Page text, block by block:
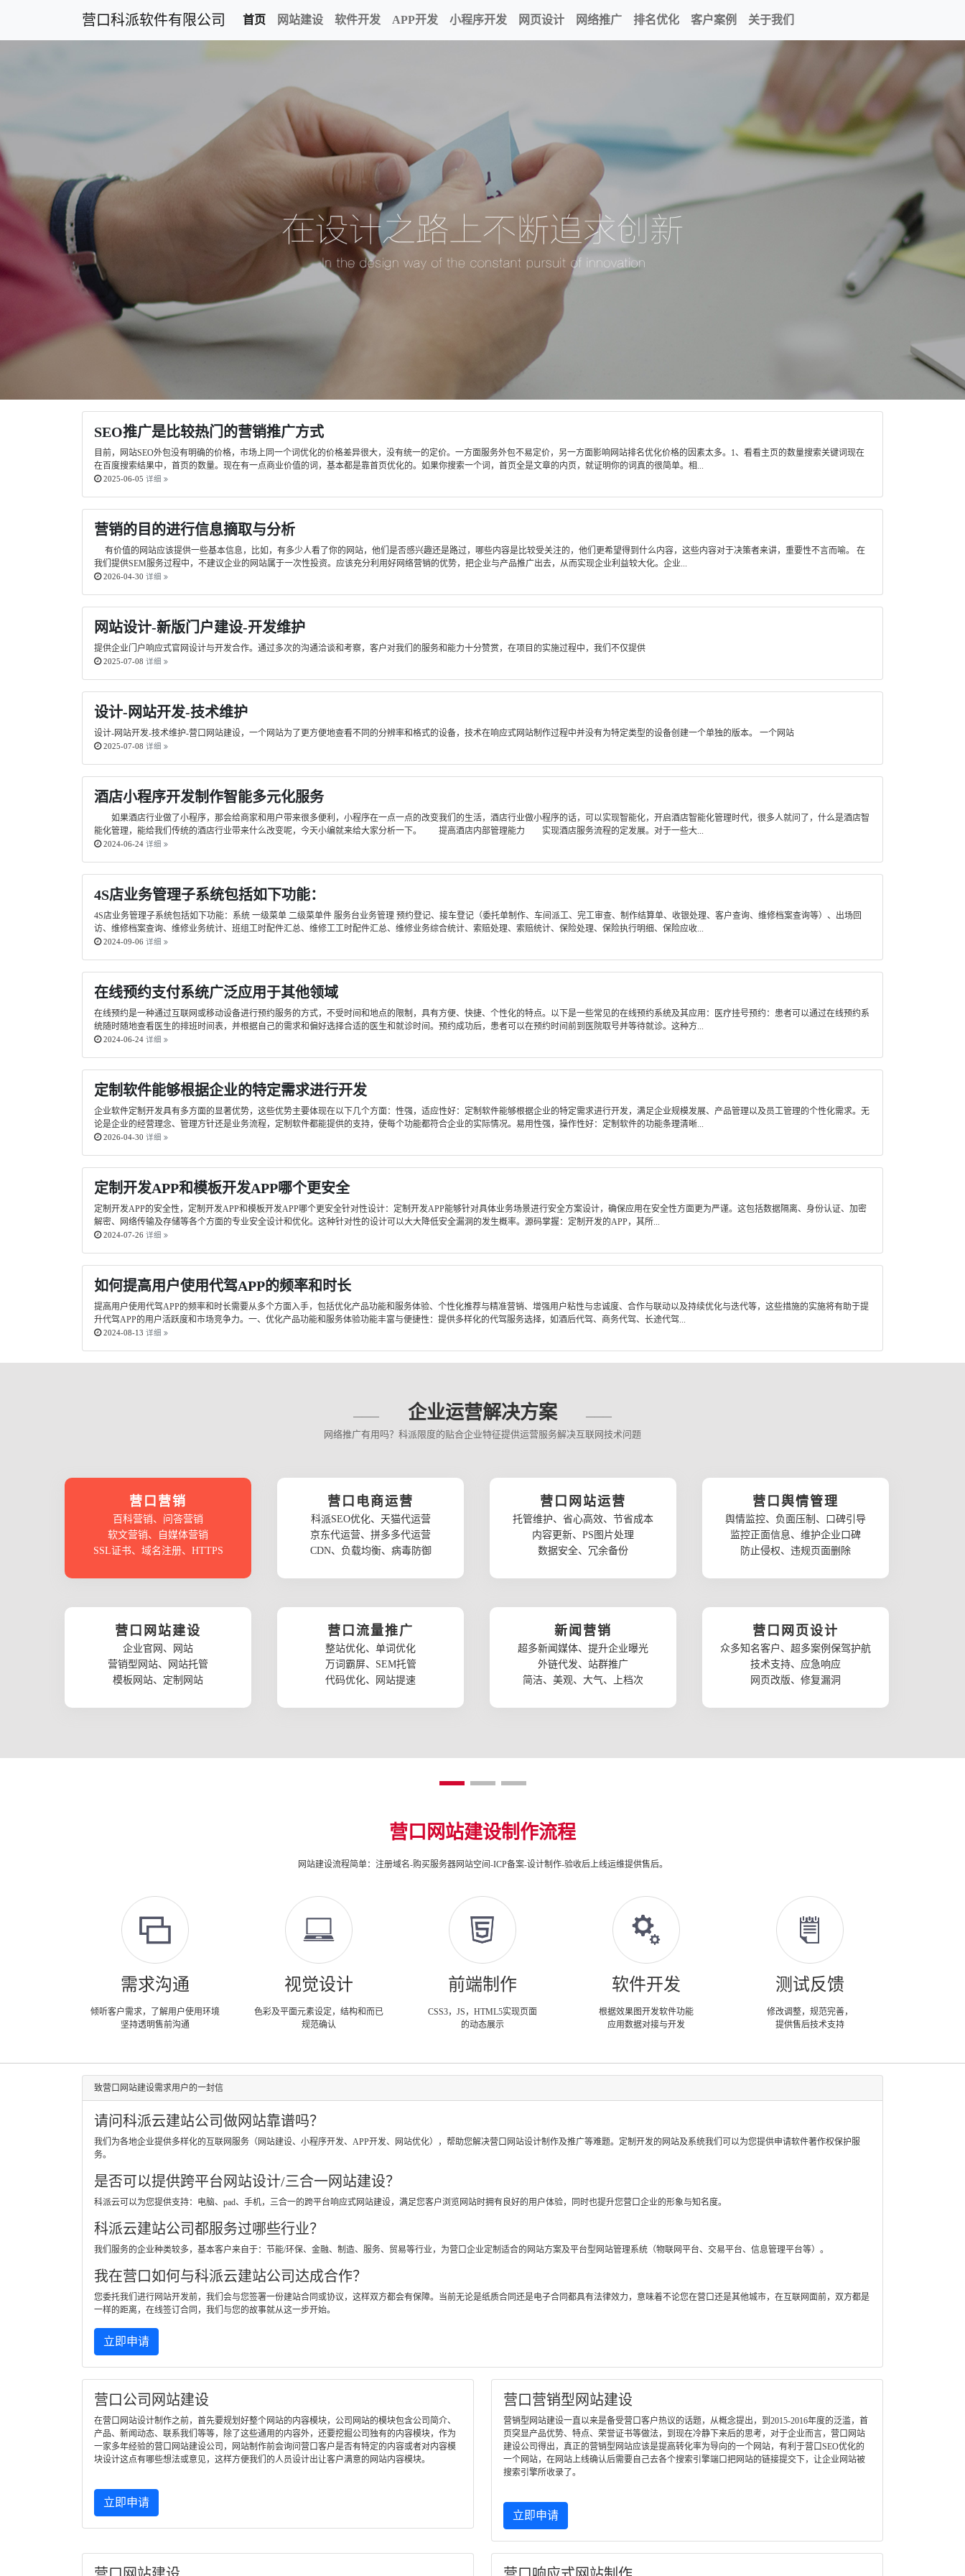
营口科派软件有限公司 首页 网站建设 软件开发 APP开发 小程序开发 网页设计 网络推广 排名优化 客户案例 关于我们
SEO推广是比较热门的营销推广方式
目前，网站SEO外包没有明确的价格，市场上同一个词优化的价格差异很大，没有统一的定价。一方面服务外包不易定价，另一方面影响网站排名优化价格的因素太多。1、看看主页的数量搜索关键词现在
在百度搜索结果中，首页的数量。现在有一点商业价值的词，基本都是靠首页优化的。如果你搜索一个词，首页全是文章的内页，就证明你的词真的很简单。相...
2025-06-05 详细
营销的目的进行信息摘取与分析
有价值的网站应该提供一些基本信息，比如，有多少人看了你的网站，他们是否感兴趣还是路过，哪些内容是比较受关注的，他们更希望得到什么内容，这些内容对于决策者来讲，重要性不言而喻。 在
我们提供SEM服务过程中，不建议企业的网站属于一次性投资。应该充分利用好网络营销的优势，把企业与产品推广出去，从而实现企业利益较大化。企业...
2026-04-30 详细
网站设计-新版门户建设-开发维护
提供企业门户响应式官网设计与开发合作。通过多次的沟通洽谈和考察，客户对我们的服务和能力十分赞赏，在项目的实施过程中，我们不仅提供
2025-07-08 详细
设计-网站开发-技术维护
设计-网站开发-技术维护-营口网站建设，一个网站为了更方便地查看不同的分辨率和格式的设备，技术在响应式网站制作过程中并没有为特定类型的设备创建一个单独的版本。 一个网站
2025-07-08 详细
酒店小程序开发制作智能多元化服务
如果酒店行业做了小程序，那会给商家和用户带来很多便利，小程序在一点一点的改变我们的生活，酒店行业做小程序的话，可以实现智能化，开启酒店智能化管理时代，很多人就问了，什么是酒店智
能化管理，能给我们传统的酒店行业带来什么改变呢，今天小编就来给大家分析一下。 提高酒店内部管理能力 实现酒店服务流程的定发展。对于一些大...
2024-06-24 详细
4S店业务管理子系统包括如下功能：
4S店业务管理子系统包括如下功能：系统 一级菜单 二级菜单件 服务台业务管理 预约登记、接车登记（委托单制作、车间派工、完工审查、制作结算单、收银处理、客户查询、维修档案查询等）、出场回
访、维修档案查询、维修业务统计、班组工时配件汇总、维修工工时配件汇总、维修业务综合统计、索赔处理、索赔统计、保险处理、保险执行明细、保险应收...
2024-09-06 详细
在线预约支付系统广泛应用于其他领域
在线预约是一种通过互联网或移动设备进行预约服务的方式，不受时间和地点的限制，具有方便、快捷、个性化的特点。以下是一些常见的在线预约系统及其应用：医疗挂号预约：患者可以通过在线预约系
统随时随地查看医生的排班时间表，并根据自己的需求和偏好选择合适的医生和就诊时间。预约成功后，患者可以在预约时间前到医院取号并等待就诊。这种方...
2024-06-24 详细
定制软件能够根据企业的特定需求进行开发
企业软件定制开发具有多方面的显著优势，这些优势主要体现在以下几个方面：性强，适应性好：定制软件能够根据企业的特定需求进行开发，满足企业规模发展、产品管理以及员工管理的个性化需求。无
论是企业的经营理念、管理方针还是业务流程，定制软件都能提供的支持，使每个功能都符合企业的实际情况。易用性强，操作性好：定制软件的功能条理清晰...
2026-04-30 详细
定制开发APP和模板开发APP哪个更安全
定制开发APP的安全性，定制开发APP和模板开发APP哪个更安全针对性设计：定制开发APP能够针对具体业务场景进行安全方案设计，确保应用在安全性方面更为严谨。这包括数据隔离、身份认证、加密
解密、网络传输及存储等各个方面的专业安全设计和优化。这种针对性的设计可以大大降低安全漏洞的发生概率。源码掌握：定制开发的APP，其所...
2024-07-26 详细
如何提高用户使用代驾APP的频率和时长
提高用户使用代驾APP的频率和时长需要从多个方面入手，包括优化产品功能和服务体验、个性化推荐与精准营销、增强用户粘性与忠诚度、合作与联动以及持续优化与迭代等，这些措施的实施将有助于提
升代驾APP的用户活跃度和市场竞争力。一、优化产品功能和服务体验功能丰富与便捷性：提供多样化的代驾服务选择，如酒后代驾、商务代驾、长途代驾...
2024-08-13 详细
企业运营解决方案
网络推广有用吗？科派限度的贴合企业特征提供运营服务解决互联网技术问题
营口营销
百科营销、问答营销
软文营销、自媒体营销
SSL证书、域名注册、HTTPS
营口电商运营
科派SEO优化、天猫代运营
京东代运营、拼多多代运营
CDN、负载均衡、病毒防御
营口网站运营
托管维护、省心高效、节省成本
内容更新、PS图片处理
数据安全、冗余备份
营口舆情管理
舆情监控、负面压制、口碑引导
监控正面信息、维护企业口碑
防止侵权、违规页面删除
营口网站建设
企业官网、网站
营销型网站、网站托管
模板网站、定制网站
营口流量推广
整站优化、单词优化
万词霸屏、SEM托管
代码优化、网站提速
新闻营销
超多新闻媒体、提升企业曝光
外链代发、站群推广
简洁、美观、大气、上档次
营口网页设计
众多知名客户、超多案例保驾护航
技术支持、应急响应
网页改版、修复漏洞
营口网站建设制作流程
网站建设流程简单：注册域名-购买服务器网站空间-ICP备案-设计制作-验收后上线运维提供售后。
需求沟通
倾听客户需求，了解用户使用环境
坚持透明售前沟通
视觉设计
色彩及平面元素设定，结构和而已
规范确认
前端制作
CSS3，JS，HTML5实现页面
的动态展示
软件开发
根据效果图开发软件功能
应用数据对接与开发
测试反馈
修改调整，规范完善，
提供售后技术支持
致营口网站建设需求用户的一封信
请问科派云建站公司做网站靠谱吗？
我们为各地企业提供多样化的互联网服务（网站建设、小程序开发、APP开发、网站优化），帮助您解决营口网站设计制作及推广等难题。定制开发的网站及系统我们可以为您提供申请软件著作权保护服
务。
是否可以提供跨平台网站设计/三合一网站建设？
科派云可以为您提供支持：电脑、pad、手机，三合一的跨平台响应式网站建设，满足您客户浏览网站时拥有良好的用户体验，同时也提升您营口企业的形象与知名度。
科派云建站公司都服务过哪些行业？
我们服务的企业种类较多，基本客户来自于：节能/环保、金融、制造、服务、贸易等行业，为营口企业定制适合的网站方案及平台型网站管理系统（物联网平台、交易平台、信息管理平台等）。
我在营口如何与科派云建站公司达成合作？
您委托我们进行网站开发前，我们会与您签署一份建站合同或协议，这样双方都会有保障。当前无论是纸质合同还是电子合同都具有法律效力，意味着不论您在营口还是其他城市，在互联网面前，双方都是
一样的距离，在线签订合同，我们与您的故事就从这一步开始。
立即申请
营口公司网站建设
在营口网站设计制作之前，首先要规划好整个网站的内容模块，公司网站的模块包含公司简介、
产品、新闻动态、联系我们等等，除了这些通用的内容外，还要挖掘公司独有的内容模块，作为
一家多年经验的营口网站建设公司，网站制作前会询问营口客户是否有特定的内容或者对内容模
块设计这点有哪些想法或意见，这样方便我们的人员设计出让客户满意的网站内容模块。
立即申请
营口营销型网站建设
营销型网站建设一直以来是备受营口客户热议的话题，从概念提出，到2015-2016年度的泛滥，首
页突显产品优势、特点、荣誉证书等做法，到现在冷静下来后的思考，对于企业而言，营口网站
建设公司得出，真正的营销型网站应该是提高转化率为导向的一个网站，有利于营口SEO优化的
一个网站，在网站上线确认后需要自己去各个搜索引擎端口把网站的链接提交下，让企业网站被
搜索引擎所收录了。
立即申请